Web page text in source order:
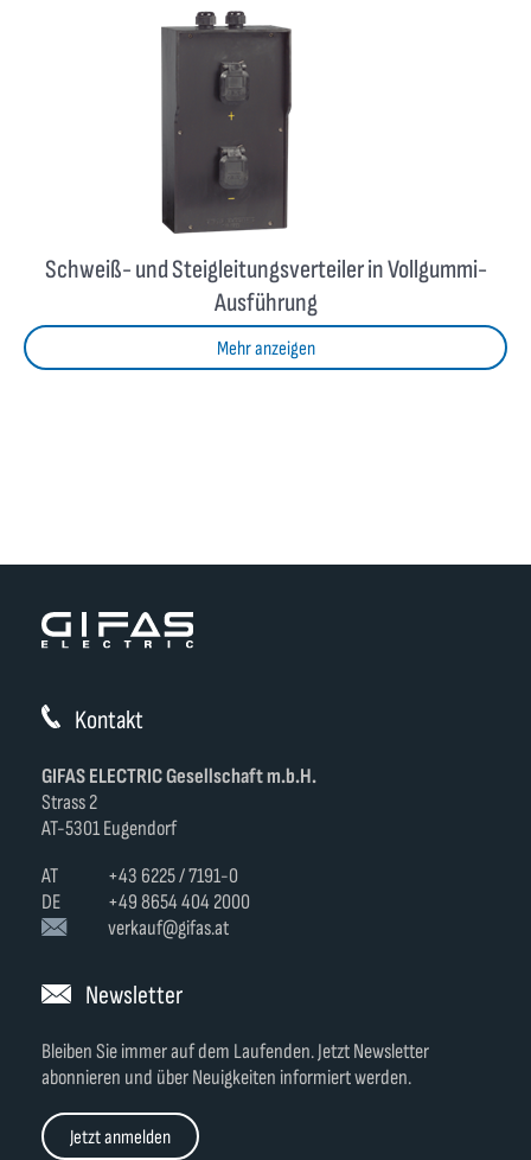
Schweiß- und Steigleitungsverteiler in Vollgummi-
Ausführung
Mehr anzeigen
Kontakt
GIFAS ELECTRIC Gesellschaft m.b.H.
Strass 2
AT-5301 Eugendorf
AT
+43 6225 / 7191-0
DE
+49 8654 404 2000
verkauf@gifas.at
Newsletter
Bleiben Sie immer auf dem Laufenden. Jetzt Newsletter
abonnieren und über Neuigkeiten informiert werden.
Jetzt anmelden